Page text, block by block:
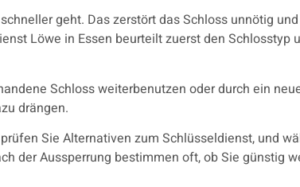
geht. Das zerstört das Schloss unnötig
Löwe in Essen beurteilt zuerst den Schlosstyp
Schloss weiterbenutzen oder durch ein
drängen.
Sie Alternativen zum Schlüsseldienst, und
der Aussperrung bestimmen oft, ob Sie günstig